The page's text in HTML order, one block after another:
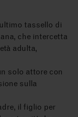
tassello di
che intercetta
adulta,
solo attore con
sulla
il figlio per